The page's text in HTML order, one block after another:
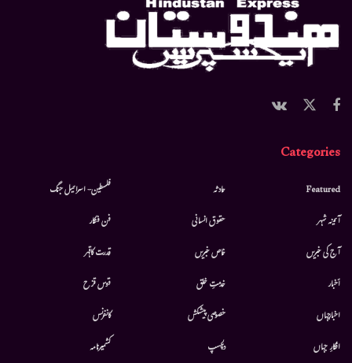
Categories
Featured
آئینہ شہر
آج کی خبریں
أخبار
اخبارجہاں
افکارِ جہاں
حادثہ
حقوق انسانی
خاص خبریں
خدمتِ خلق
خصوصی پیشکش
دلچسپ
فلسطین- اسرائیل جنگ
فن فنکار
قدرت کاقہر
قوس قزح
کانفرنس
کشمیرنامہ